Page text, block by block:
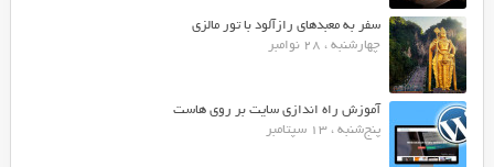
سفر به معبدهای رازآلود با تور مالزی
چهارشنبه ، 28 نوامبر
آموزش راه اندازی سایت بر روی هاست
پنج‌شنبه ، 13 سپتامبر